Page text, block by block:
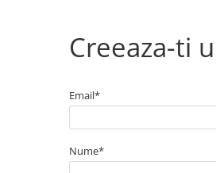
Senzori uzura placute
Tamburi frana
Suport etrier
Bujii incandescente
Distributie
Creeaza-ti
Email*
Nume*